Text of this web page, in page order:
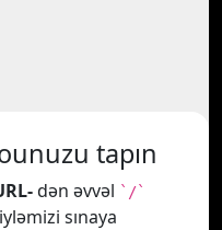
tapın
dən əvvəl `/`
sınaya